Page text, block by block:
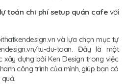
toán chi phí setup quán cafevới
và lựa chọn mục tự
tu-du-toan. Đây là một
xây dựng bởi Ken Design trong việc
công trình của mình, giúp bạn có